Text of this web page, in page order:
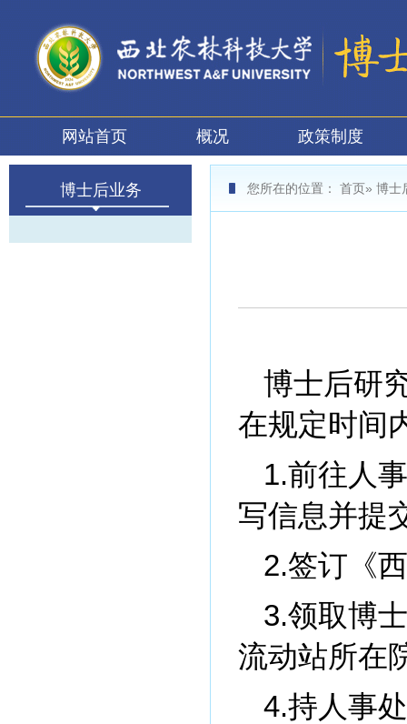
网站首页 概况 政策制度
博士后业务 您所在的位置： 首页» 博士
博士后研
在规定时间
1.前往人
写信息并提
2.签订《
3.领取博
流动站所在
4.持人事